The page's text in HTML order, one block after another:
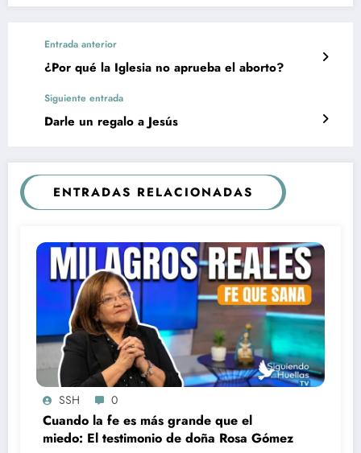
Entrada anterior
¿Por qué la Iglesia no aprueba el aborto?
Siguiente entrada
Darle un regalo a Jesús
ENTRADAS RELACIONADAS
SSH 0
Cuando la fe es más grande que el
miedo: El testimonio de doña Rosa Gómez